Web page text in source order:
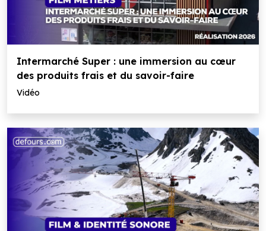
Intermarché Super : une immersion au cœur
des produits frais et du savoir-faire
Vidéo